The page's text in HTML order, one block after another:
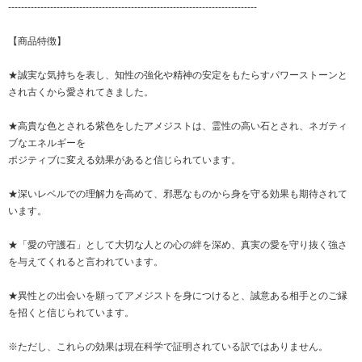
-----------------------------------------------------------------------------
【商品特徴】
★誠実な気持ちを表し、知性の強化や精神の安定をもたらすパワーストーンと
され古くから愛されてきました。
★高貴な色とされる紫色をしたアメジストは、霊性の高い石とされ、ネガティ
ブなエネルギーを
ポジティブに変える効果があると信じられています。
★深いレベルでの理解力を高めて、邪悪なものから身を守る効果も期待されて
います。
★「愛の守護石」として大切な人との心の絆を深め、真実の愛を守り抜く強さ
を与えてくれると言われています。
★異性との出会いを願ってアメジストを身につけると、誠意ある相手とのご縁
を招くと信じられています。
※ただし、これらの効果は現在科学で証明されている訳ではありません。